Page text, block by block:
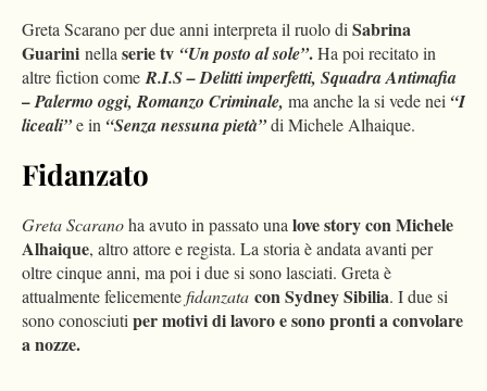
Greta Scarano per due anni interpreta il ruolo diSabrina
Guarini nellaserie tv “Un posto al sole”.Ha poi recitato in
altre fiction comeR.I.S – Delitti imperfetti, Squadra Antimafia
– Palermo oggi, Romanzo Criminale, ma anche la si vede nei “I
liceali”e in “Senza nessuna pietà”di Michele Alhaique.
Fidanzato
Greta Scaranoha avuto in passato unalove story con Michele
Alhaique, altro attore e regista. La storia è andata avanti per
oltre cinque anni, ma poi i due si sono lasciati. Greta è
attualmente felicementefidanzata con Sydney Sibilia. I due si
sono conosciutiper motivi di lavoro e sono pronti a convolare
a nozze.